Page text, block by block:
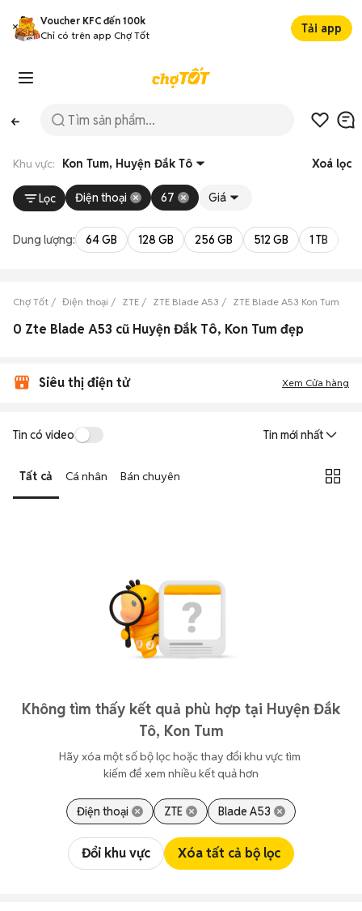
Voucher KFC đến 100k
Chỉ có trên app Chợ Tốt
Tải app
Khu vực: Kon Tum, Huyện Đắk Tô Xoá lọc
Lọc Điện thoại 67 Giá
Dung lượng: 64 GB 128 GB 256 GB 512 GB 1 TB
Chợ Tốt Điện thoại ZTE ZTE Blade A53 ZTE Blade A53 Kon Tum
0 Zte Blade A53 cũ Huyện Đắk Tô, Kon Tum đẹp
Siêu thị điện tử Xem Cửa hàng
Tin có video Tin mới nhất
Tất cả Cá nhân Bán chuyên
Không tìm thấy kết quả phù hợp tại Huyện Đắk
Tô, Kon Tum
Hãy xóa một số bộ lọc hoặc thay đổi khu vực tìm
kiếm để xem nhiều kết quả hơn
Điện thoại ZTE Blade A53
Đổi khu vực Xóa tất cả bộ lọc